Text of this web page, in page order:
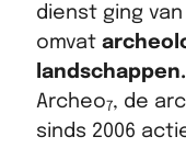
dienst ging
omvat
landschappen.
Archeo 7, de
sinds 2006